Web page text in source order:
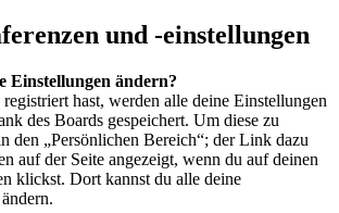
und -einstellungen
Einstellungen ändern?
hast, werden alle deine Einstellungen
des Boards gespeichert. Um diese zu
den „Persönlichen Bereich“; der Link dazu
auf der Seite angezeigt, wenn du auf deinen
klickst. Dort kannst du alle deine